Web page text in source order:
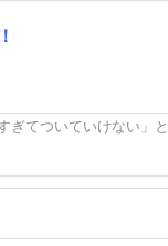
ぎてついていけない」